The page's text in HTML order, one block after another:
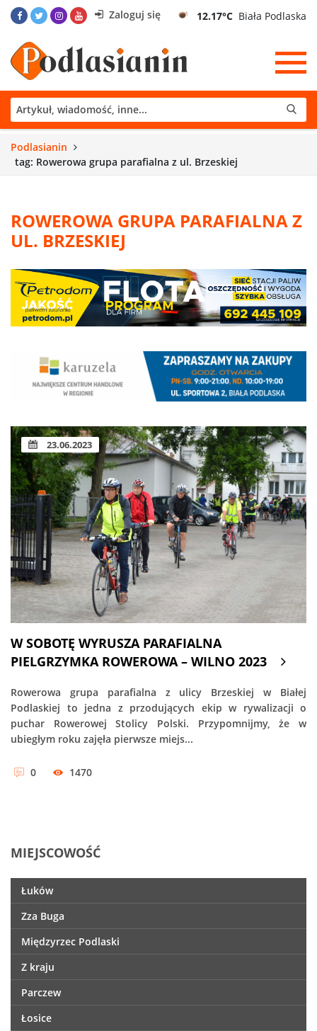
Zaloguj się 12.17°C Biała Podlaska
Podlasianin
tag: Rowerowa grupa parafialna z ul. Brzeskiej
ROWEROWA GRUPA PARAFIALNA Z
UL. BRZESKIEJ
23.06.2023
W SOBOTĘ WYRUSZA PARAFIALNA
PIELGRZYMKA ROWEROWA – WILNO 2023
Rowerowa grupa parafialna z ulicy Brzeskiej w Białej
Podlaskiej to jedna z przodujących ekip w rywalizacji o
puchar Rowerowej Stolicy Polski. Przypomnijmy, że w
ubiegłym roku zajęła pierwsze miejs...
0 1470
MIEJSCOWOŚĆ
Łuków
Zza Buga
Międzyrzec Podlaski
Z kraju
Parczew
Łosice